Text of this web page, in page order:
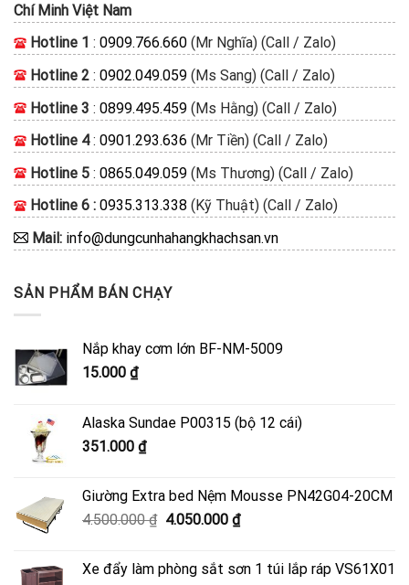
Chí Minh Việt Nam
Hotline 1 : 0909.766.660 (Mr Nghĩa) (Call / Zalo)
Hotline 2 : 0902.049.059 (Ms Sang) (Call / Zalo)
Hotline 3 : 0899.495.459 (Ms Hằng) (Call / Zalo)
Hotline 4: 0901.293.636 (Mr Tiền) (Call / Zalo)
Hotline 5 : 0865.049.059 (Ms Thương) (Call / Zalo)
Hotline 6 : 0935.313.338 (Kỹ Thuật) (Call / Zalo)
Mail: info@dungcunhahangkhachsan.vn
SẢN PHẨM BÁN CHẠY
Nắp khay cơm lớn BF-NM-5009
15.000 ₫
Alaska Sundae P00315 (bộ 12 cái)
351.000 ₫
Giường Extra bed Nệm Mousse PN42G04-20CM
4.500.000₫ Giá
4.500.000 ₫.
4.050.000 ₫Giá
là:
Xe đẩy làm phòng sắt sơn 1 túi lắp ráp VS61X01